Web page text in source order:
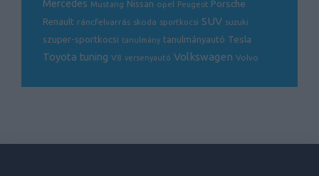
Mercedes Mustang Nissan opel Peugeot Porsche
Renault ráncfelvarrás skoda sportkocsi SUV suzuki
szuper-sportkocsi tanulmány tanulmányautó Tesla
Toyota tuning V8 versenyautó Volkswagen Volvo